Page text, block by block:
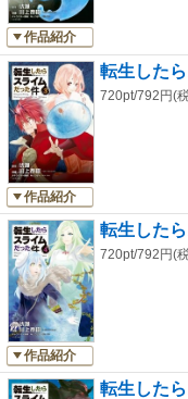
作品紹介
作品紹介
転生した
720pt/792円(
作品紹介
転生した
720pt/792円(
転生した